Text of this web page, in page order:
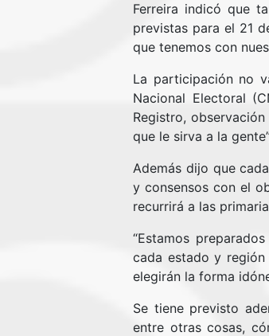
Ferreira indicó que
previstas para el 21
que tenemos con
La participación no
Nacional Electoral
Registro,
que le sirva a la
Además dijo que
y consensos con el
recurrirá a las
“Estamos
cada estado y
elegirán la forma
Se tiene previsto
entre otras cosas,